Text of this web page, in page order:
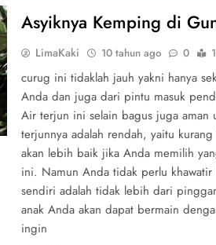
Asyiknya Kemping di
LimaKaki 10 tahun ago 0
curug ini tidaklah jauh yakni hanya
Anda dan juga dari pintu masuk
Air terjun ini selain bagus juga
terjunnya adalah rendah, yaitu
akan lebih baik jika Anda memilih
ini. Namun Anda tidak perlu
sendiri adalah tidak lebih dari
anak Anda akan dapat bermain
ingin